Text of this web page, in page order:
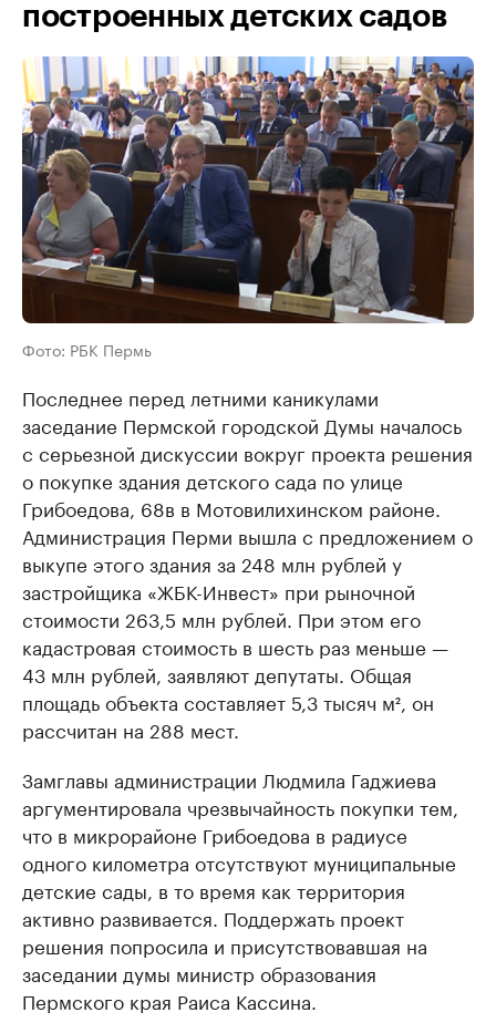
построенных детских садов
Фото: РБК Пермь
Последнее перед летними каникулами
заседание Пермской городской Думы началось
с серьезной дискуссии вокруг проекта решения
о покупке здания детского сада по улице
Грибоедова, 68в в Мотовилихинском районе.
Администрация Перми вышла с предложением о
выкупе этого здания за 248 млн рублей у
застройщика «ЖБК-Инвест» при рыночной
стоимости 263,5 млн рублей. При этом его
кадастровая стоимость в шесть раз меньше —
43 млн рублей, заявляют депутаты. Общая
площадь объекта составляет 5,3 тысяч м², он
рассчитан на 288 мест.
Замглавы администрации Людмила Гаджиева
аргументировала чрезвычайность покупки тем,
что в микрорайоне Грибоедова в радиусе
одного километра отсутствуют муниципальные
детские сады, в то время как территория
активно развивается. Поддержать проект
решения попросила и присутствовавшая на
заседании думы министр образования
Пермского края Раиса Кассина.